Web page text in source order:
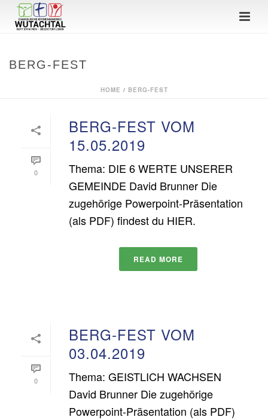
BERG-FEST
HOME / BERG-FEST
0
BERG-FEST VOM
15.05.2019
Thema: DIE 6 WERTE UNSERER
GEMEINDE David Brunner Die
zugehörige Powerpoint-Präsentation
(als PDF) findest du HIER.
READ MORE
0
BERG-FEST VOM
03.04.2019
Thema: GEISTLICH WACHSEN
David Brunner Die zugehörige
Powerpoint-Präsentation (als PDF)